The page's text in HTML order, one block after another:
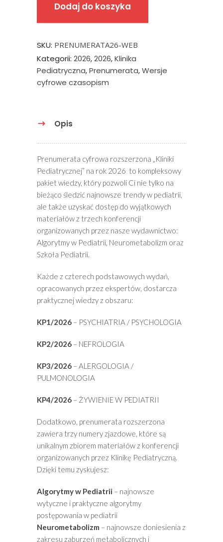
Dodaj do koszyka
SKU: PRENUMERATA26-WEB
Kategorii: 2026,2026,Klinika
Pediatryczna,Prenumerata,Wersje
cyfrowe czasopism
Opis
Prenumerata cyfrowa rozszerzona „Kliniki
Pediatrycznej” na rok 2026 to kompleksowy
pakiet wiedzy, który pozwoli Ci nie tylko na
bieżąco śledzić najnowsze trendy w pediatrii,
ale także uzyskać dostęp do wyjątkowych
materiałów z trzech konferencji
organizowanych przez nasze wydawnictwo:
Algorytmy w Pediatrii, Neurometabolizm oraz
Szkoła Pediatrii.
Każde z czterech podstawowych wydań,
opracowanych przez ekspertów, dostarcza
praktycznej wiedzy z obszaru:
KP1/2026 – PSYCHIATRIA / PSYCHOLOGIA
KP2/2026 – NEFROLOGIA
KP3/2026 – ALERGOLOGIA /
PULMONOLOGIA
KP4/2026 – ŻYWIENIE W PEDIATRII
Dodatkowo, prenumerata rozszerzona
zawiera trzy numery zjazdowe, które są
unikalnym zbiorem materiałów z konferencji
organizowanych przez Klinikę Pediatryczną.
Dzięki temu zyskujesz:
Algorytmy w Pediatrii – najnowsze
wytyczne i praktyczne algorytmy
postępowania w pediatrii
Neurometabolizm – najnowsze doniesienia z
zakresu zaburzeń metabolicznych i